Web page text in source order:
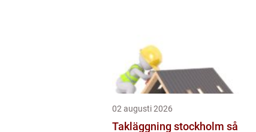
02 augusti 2026
Takläggning stockholm så